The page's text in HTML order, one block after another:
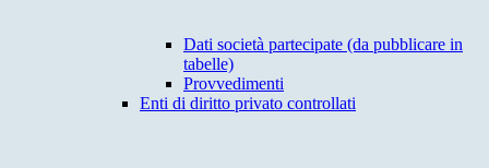
Dati società partecipate (da pubblicare in
tabelle)
Provvedimenti
Enti di diritto privato controllati